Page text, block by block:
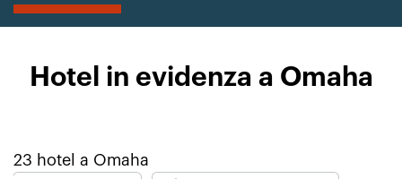
Hotel in evidenza a Omaha
23 hotel a Omaha